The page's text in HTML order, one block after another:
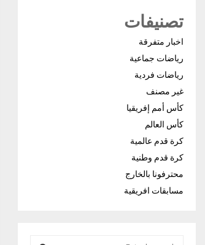
تصنيفات
اخبار متفرقة
رياضات جماعية
رياضات فردية
غير مصنف
كأس أمم إفريقيا
كأس العالم
كرة قدم عالمية
كرة قدم وطنية
محترفونا بالخارج
مسابقات افريقية